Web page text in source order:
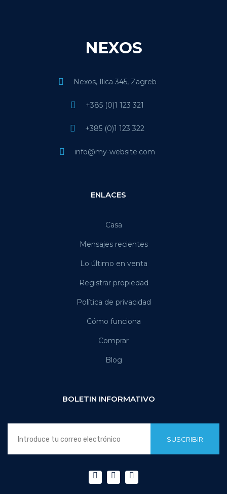
NEXOS
Nexos, Ilica 345, Zagreb
+385 (0)1 123 321
+385 (0)1 123 322
info@my-website.com
ENLACES
Casa
Mensajes recientes
Lo último en venta
Registrar propiedad
Política de privacidad
Cómo funciona
Comprar
Blog
BOLETIN INFORMATIVO
SUSCRIBIR